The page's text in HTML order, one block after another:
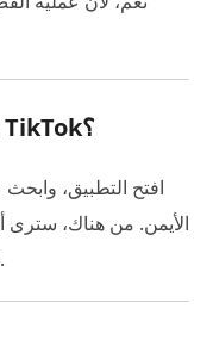
كيف تعمل المحاصيل على TikTok؟
افتح التطبيق،
الأيمن. من هناك، سترى
للاختيار من بينها 1:1 و9:16 و4:5 و16:9.